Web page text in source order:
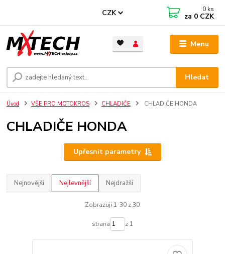
Menu
CZK
Hledat
0 ks
za 0 CZK
Úvod VŠE PRO MOTOKROS CHLADIČE CHLADIČE HONDA
CHLADIČE HONDA
Upřesnit parametry
Nejnovější Nejlevnější Nejdražší
Zobrazuji 1-30 z 30
strana z 1